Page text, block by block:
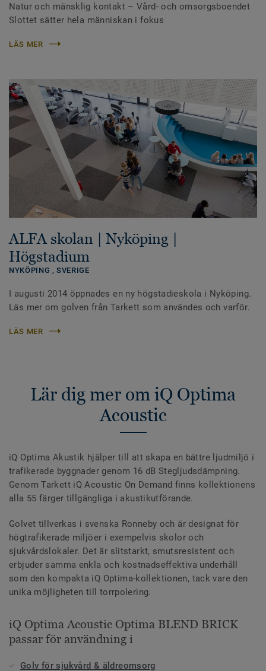
Natur och mänsklig kontakt – Vård- och omsorgsboendet
Slottet sätter hela människan i fokus
LÄS MER
ALFA skolan | Nyköping |
Högstadium
NYKÖPING ,SVERIGE
I augusti 2014 öppnades en ny högstadieskola i Nyköping.
Läs mer om golven från Tarkett som användes och varför.
LÄS MER
Lär dig mer om iQ Optima
Acoustic
iQ Optima Akustik hjälper till att skapa en bättre ljudmiljö i
trafikerade byggnader genom 16 dB Stegljudsdämpning.
Genom Tarkett iQ Acoustic On Demand finns kollektionens
alla 55 färger tillgängliga i akustikutförande.
Golvet tillverkas i svenska Ronneby och är designat för
högtrafikerade miljöer i exempelvis skolor och
sjukvårdslokaler. Det är slitstarkt, smutsresistent och
erbjuder samma enkla och kostnadseffektiva underhåll
som den kompakta iQ Optima-kollektionen, tack vare den
unika möjligheten till torrpolering.
iQ Optima Acoustic Optima BLEND BRICK
passar för användning i
Golv för sjukvård & äldreomsorg